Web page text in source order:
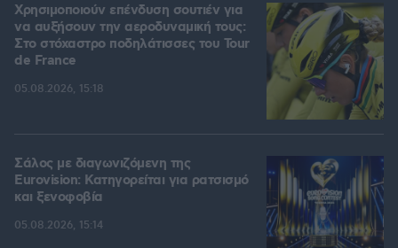
Χρησιμοποιούν επένδυση σουτιέν για
να αυξήσουν την αεροδυναμική τους:
Στο στόχαστρο ποδηλάτισσες του Tour
de France
05.08.2026, 15:18
Σάλος με διαγωνιζόμενη της
Eurovision: Κατηγορείται για ρατσισμό
και ξενοφοβία
05.08.2026, 15:14